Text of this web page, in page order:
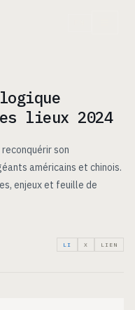
lieux 2024
son
américains et chinois.
enjeux et feuille de
LI X LIEN